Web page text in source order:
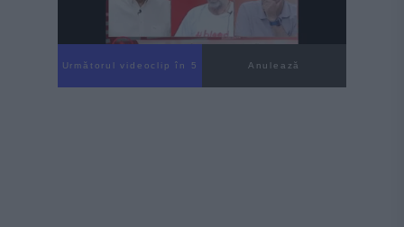
Următorul videoclip în 3 Anulează